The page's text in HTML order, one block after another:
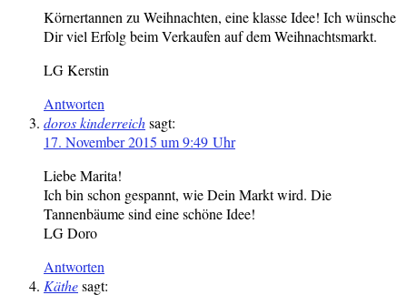
Körnertannen zu Weihnachten, eine klasse Idee! Ich wünsche
Dir viel Erfolg beim Verkaufen auf dem Weihnachtsmarkt.
LG Kerstin
Antworten
doros kinderreichsagt:
17. November 2015 um 9:49 Uhr
Liebe Marita!
Ich bin schon gespannt, wie Dein Markt wird. Die
Tannenbäume sind eine schöne Idee!
LG Doro
Antworten
Käthesagt: